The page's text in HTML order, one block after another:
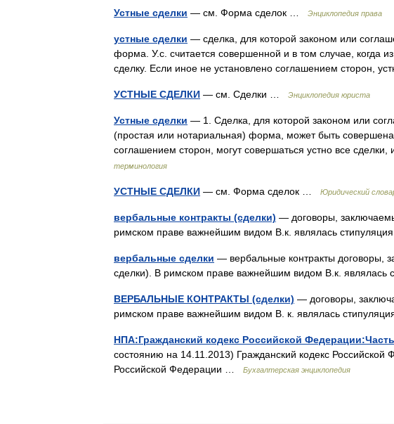
Устные сделки — см. Форма сделок … Энциклопедия права
устные сделки — сделка, для которой законом или
форма. У.с. считается совершенной и в том случае, когда
сделку. Если иное не установлено соглашением сторон,
УСТНЫЕ СДЕЛКИ — см. Сделки … Энциклопедия юриста
Устные сделки — 1. Сделка, для которой законом или
(простая или нотариальная) форма, может быть
соглашением сторон, могут совершаться устно все
терминология
УСТНЫЕ СДЕЛКИ — см. Форма сделок … Юридический
вербальные контракты (сделки) — договоры,
римском праве важнейшим видом В.к. являлась
вербальные сделки — вербальные контракты договоры,
сделки). В римском праве важнейшим видом В.к. являлась
ВЕРБАЛЬНЫЕ КОНТРАКТЫ (сделки) — договоры,
римском праве важнейшим видом В. к. являлась
НПА:Гражданский кодекс Российской
состоянию на 14.11.2013) Гражданский кодекс
Российской Федерации …
Бухгалтерская энциклопедия